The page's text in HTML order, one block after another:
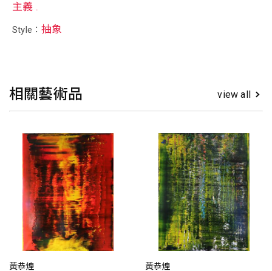
主義 .
Style：抽象
相關藝術品 view all
黃恭煌 黃恭煌